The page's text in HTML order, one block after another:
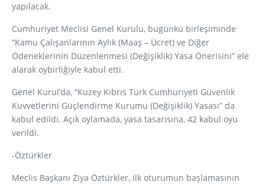
yapılacak.
Cumhuriyet Meclisi Genel Kurulu, bugünkü birleşiminde
“Kamu Çalışanlarının Aylık (Maaş – Ücret) ve Diğer
Ödeneklerinin Düzenlenmesi (Değişiklik) Yasa Önerisini” ele
alarak oybirliğiyle kabul etti.
Genel Kurul’da, “Kuzey Kıbrıs Türk Cumhuriyeti Güvenlik
Kuvvetlerini Güçlendirme Kurumu (Değişiklik) Yasası” da
kabul edildi. Açık oylamada, yasa tasarısına, 42 kabul oyu
verildi.
-Öztürkler
Meclis Başkanı Ziya Öztürkler, ilk oturumun başlamasının